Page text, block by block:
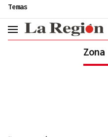
common.go-to-content
Temas
header.menu.open